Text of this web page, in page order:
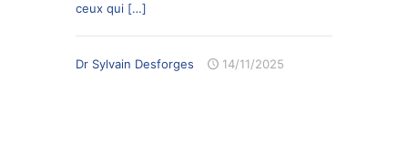
ceux qui […]
Dr Sylvain Desforges 14/11/2025